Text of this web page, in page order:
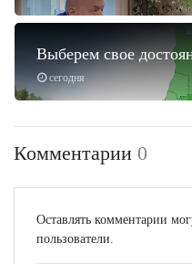
сегодня
Выберем свое
Комментарии 0
Оставлять комментарии
пользователи.